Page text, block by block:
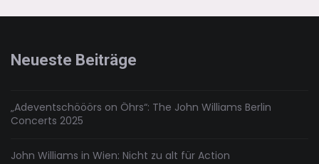
2018
Neueste Beiträge
„Adeventschööörs on Öhrs“: The John Williams Berlin
Concerts 2025
John Williams in Wien: Nicht zu alt für Action